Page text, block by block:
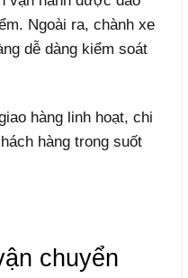
Ngoài ra, chành xe
dễ dàng kiểm soát
hàng linh hoạt, chi
hàng trong suốt
chuyển